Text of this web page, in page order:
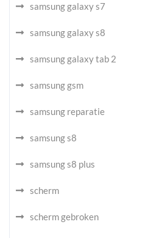
samsung galaxy s7
samsung galaxy s8
samsung galaxy tab 2
samsung gsm
samsung reparatie
samsung s8
samsung s8 plus
scherm
scherm gebroken